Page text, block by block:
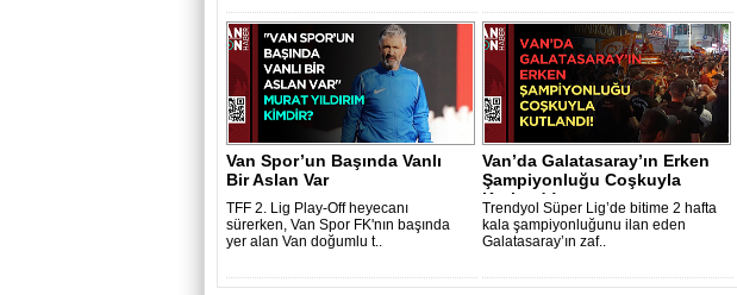
Van Spor’un Başında Vanlı
Bir Aslan Var
TFF 2. Lig Play-Off heyecanı
sürerken, Van Spor FK'nın başında
yer alan Van doğumlu t..
Van’da Galatasaray’ın Erken
Şampiyonluğu Coşkuyla
Kutlandı!..
Trendyol Süper Lig’de bitime 2 hafta
kala şampiyonluğunu ilan eden
Galatasaray’ın zaf..